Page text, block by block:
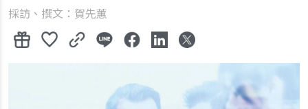
採訪、撰文：賀先蕙